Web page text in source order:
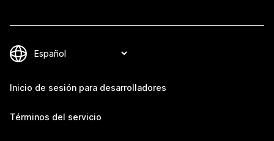
Inicio de sesión para desarrolladores
Términos del servicio